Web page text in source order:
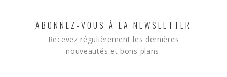
ABONNEZ-VOUS À LA NEWSLETTER
Recevez régulièrement les dernières
nouveautés et bons plans.